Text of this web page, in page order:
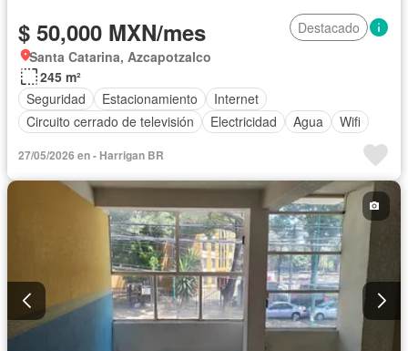
$ 50,000 MXN/mes
Destacado
Santa Catarina, Azcapotzalco
245 m²
Seguridad
Estacionamiento
Internet
Circuito cerrado de televisión
Electricidad Agua Wifi
27/05/2026 en - Harrigan BR